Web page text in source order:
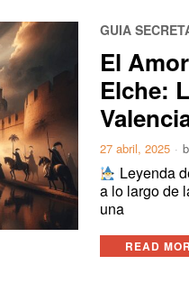
GUIA
El
Elche:
27 abril, 2025
Leyenda
a lo largo de
una
READ